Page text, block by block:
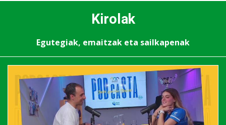
Kirolak
Egutegiak, emaitzak eta sailkapenak